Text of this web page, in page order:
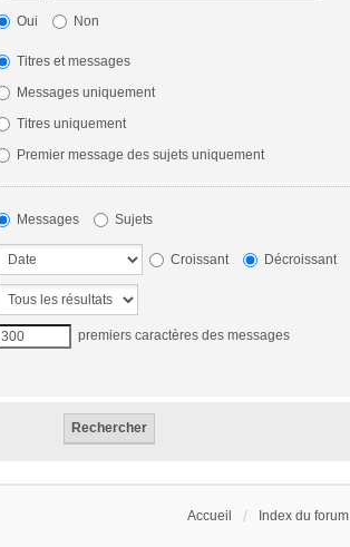
Oui Non
Titres et messages
Messages uniquement
Titres uniquement
Premier message des sujets uniquement
Messages Sujets
Croissant Décroissant
premiers caractères des messages
Accueil Index du forum